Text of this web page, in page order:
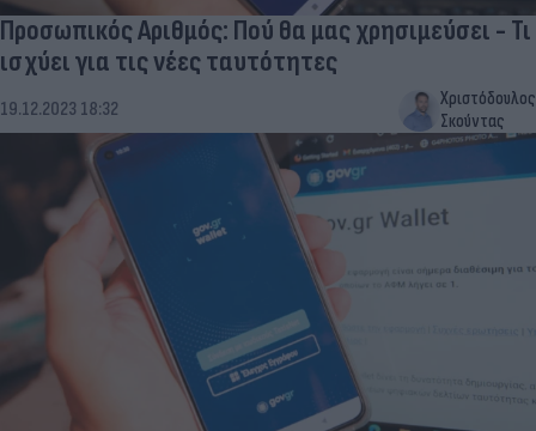
Προσωπικός Αριθμός: Πού θα μας χρησιμεύσει - Τι
ισχύει για τις νέες ταυτότητες
19.12.2023 18:32
Χριστόδουλος
Σκούντας